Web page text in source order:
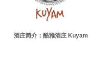
酒庄简介：酷雅酒庄 Kuyam